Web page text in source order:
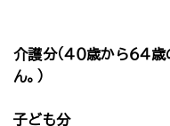
介護分（４０歳から６４
ん。）
子ども分